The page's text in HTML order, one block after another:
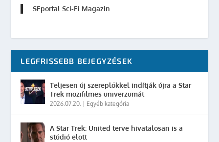
SFportal Sci-Fi Magazin
LEGFRISSEBB BEJEGYZÉSEK
Teljesen új szereplőkkel indítják újra a Star
Trek mozifilmes univerzumát
2026.07.20. Egyéb kategória
A Star Trek: United terve hivatalosan is a
stúdió előtt